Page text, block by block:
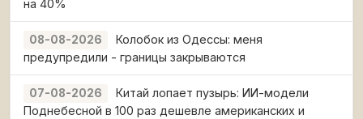
на 40%
08-08-2026
Колобок из Одессы: меня
предупредили - границы закрываются
07-08-2026
Китай лопает пузырь: ИИ-модели
Поднебесной в 100 раз дешевле американских и